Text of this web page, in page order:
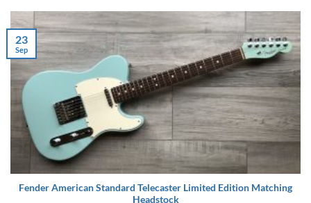
Fender American Standard Telecaster Limited Edition Matching
Headstock
23
Sep